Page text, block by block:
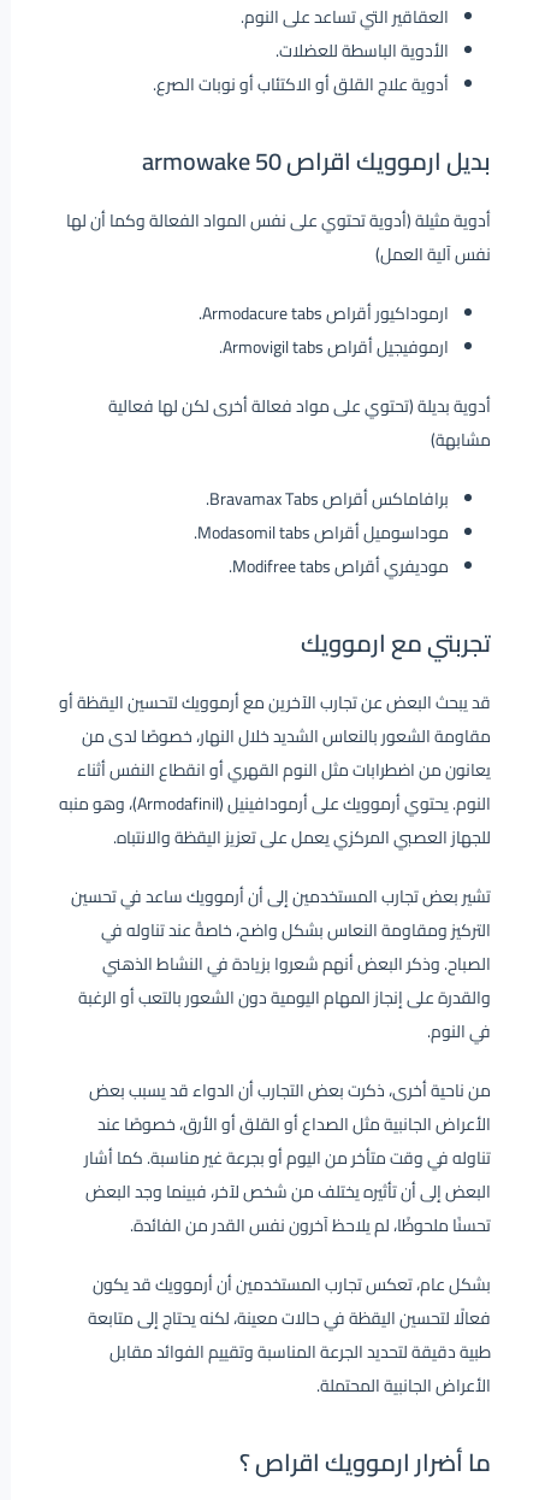
العقاقير التي تساعد على النوم.
الأدوية الباسطة للعضلات.
أدوية علاج القلق أو الاكتئاب أو نوبات الصرع.
بديل ارموويك اقراص armowake 50
أدوية مثيلة (أدوية تحتوي على نفس المواد الفعالة وكما أن لها
نفس آلية العمل)
ارموداكيور أقراص Armodacure tabs.
ارموفيجيل أقراص Armovigil tabs.
أدوية بديلة (تحتوي على مواد فعالة أخرى لكن لها فعالية
مشابهة)
برافاماكس أقراص Bravamax Tabs.
موداسوميل أقراص Modasomil tabs.
موديفري أقراص Modifree tabs.
تجربتي مع ارموويك
قد يبحث البعض عن تجارب الآخرين مع أرموويك لتحسين اليقظة أو
مقاومة الشعور بالنعاس الشديد خلال النهار، خصوصًا لدى من
يعانون من اضطرابات مثل النوم القهري أو انقطاع النفس أثناء
النوم. يحتوي أرموويك على أرمودافينيل (Armodafinil)، وهو منبه
للجهاز العصبي المركزي يعمل على تعزيز اليقظة والانتباه.
تشير بعض تجارب المستخدمين إلى أن أرموويك ساعد في تحسين
التركيز ومقاومة النعاس بشكل واضح، خاصةً عند تناوله في
الصباح. وذكر البعض أنهم شعروا بزيادة في النشاط الذهني
والقدرة على إنجاز المهام اليومية دون الشعور بالتعب أو الرغبة
في النوم.
من ناحية أخرى، ذكرت بعض التجارب أن الدواء قد يسبب بعض
الأعراض الجانبية مثل الصداع أو القلق أو الأرق، خصوصًا عند
تناوله في وقت متأخر من اليوم أو بجرعة غير مناسبة. كما أشار
البعض إلى أن تأثيره يختلف من شخص لآخر، فبينما وجد البعض
تحسنًا ملحوظًا، لم يلاحظ آخرون نفس القدر من الفائدة.
بشكل عام، تعكس تجارب المستخدمين أن أرموويك قد يكون
فعالًا لتحسين اليقظة في حالات معينة، لكنه يحتاج إلى متابعة
طبية دقيقة لتحديد الجرعة المناسبة وتقييم الفوائد مقابل
الأعراض الجانبية المحتملة.
ما أضرارارموويك اقراص؟